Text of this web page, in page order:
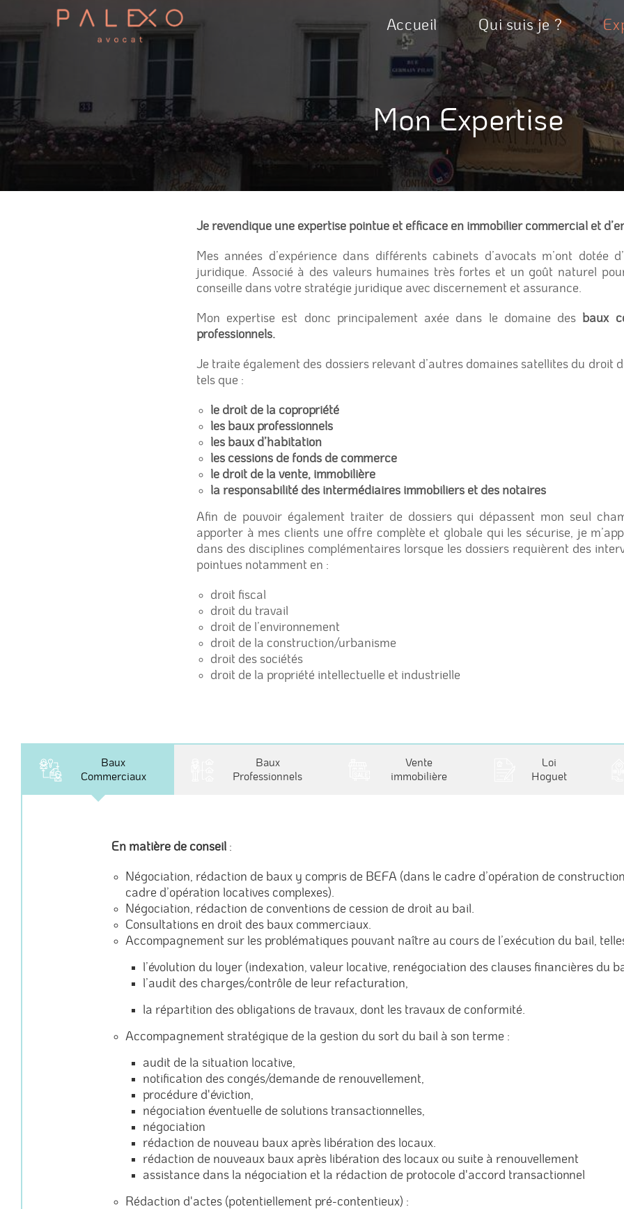
Accueil Qui suis je ?
Mon Expertise
Je revendique une expertise pointue et efficace en immobilier commercial et
Mes années d’expérience dans différents cabinets d’avocats m’ont dotée
juridique. Associé à des valeurs humaines très fortes et un goût naturel
conseille dans votre stratégie juridique avec discernement et assurance.
Mon expertise est donc principalement axée dans le domaine des
baux
professionnels.
Je traite également des dossiers relevant d’autres domaines satellites du droit
tels que :
le droit de la copropriété
les baux professionnels
les baux d’habitation
les cessions de fonds de commerce
le droit de la vente, immobilière
la responsabilité des intermédiaires immobiliers et des notaires
Afin de pouvoir également traiter de dossiers qui dépassent mon seul
apporter à mes clients une offre complète et globale qui les sécurise, je
dans des disciplines complémentaires lorsque les dossiers requièrent des
pointues notamment en :
droit fiscal
droit du travail
droit de l’environnement
droit de la construction/urbanisme
droit des sociétés
droit de la propriété intellectuelle et industrielle
Baux
Commerciaux
Baux
Professionnels
Vente
immobilière
Loi
Hoguet
En matière de conseil :
Négociation, rédaction de baux y compris de BEFA (dans le cadre d’opération de
cadre d’opération locatives complexes).
Négociation, rédaction de conventions de cession de droit au bail.
Consultations en droit des baux commerciaux.
Accompagnement sur les problématiques pouvant naître au cours de l’exécution du bail,
l’évolution du loyer (indexation, valeur locative, renégociation des clauses financières du
l’audit des charges/contrôle de leur refacturation,
la répartition des obligations de travaux, dont les travaux de conformité.
Accompagnement stratégique de la gestion du sort du bail à son terme :
audit de la situation locative,
notification des congés/demande de renouvellement,
procédure d'éviction,
négociation éventuelle de solutions transactionnelles,
négociation
rédaction de nouveau baux après libération des locaux.
rédaction de nouveaux baux après libération des locaux ou suite à renouvellement
assistance dans la négociation et la rédaction de protocole d'accord transactionnel
Rédaction d'actes (potentiellement pré-contentieux) :